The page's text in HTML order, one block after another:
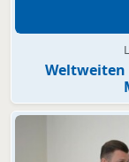
Weltweiten